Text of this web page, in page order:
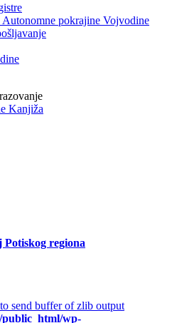
pokrajine Vojvodine
regiona
send buffer of zlib output
public_html/wp-